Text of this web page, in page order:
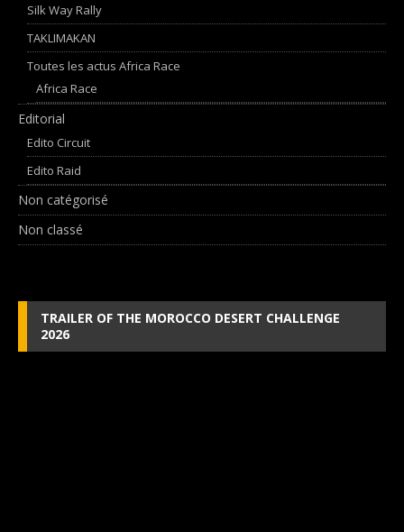
Silk Way Rally
TAKLIMAKAN
Toutes les actus Africa Race
Africa Race
Editorial
Edito Circuit
Edito Raid
Non catégorisé
Non classé
TRAILER OF THE MOROCCO DESERT CHALLENGE
2026